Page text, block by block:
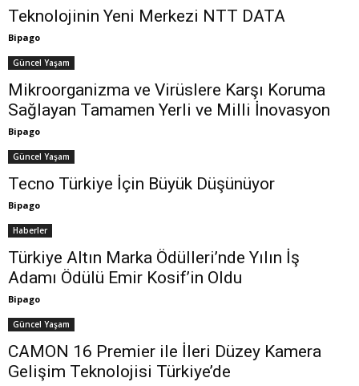
Teknolojinin Yeni Merkezi NTT DATA
Bipago
Güncel Yaşam
Mikroorganizma ve Virüslere Karşı Koruma
Sağlayan Tamamen Yerli ve Milli İnovasyon
Bipago
Güncel Yaşam
Tecno Türkiye İçin Büyük Düşünüyor
Bipago
Haberler
Türkiye Altın Marka Ödülleri’nde Yılın İş
Adamı Ödülü Emir Kosif’in Oldu
Bipago
Güncel Yaşam
CAMON 16 Premier ile İleri Düzey Kamera
Gelişim Teknolojisi Türkiye’de